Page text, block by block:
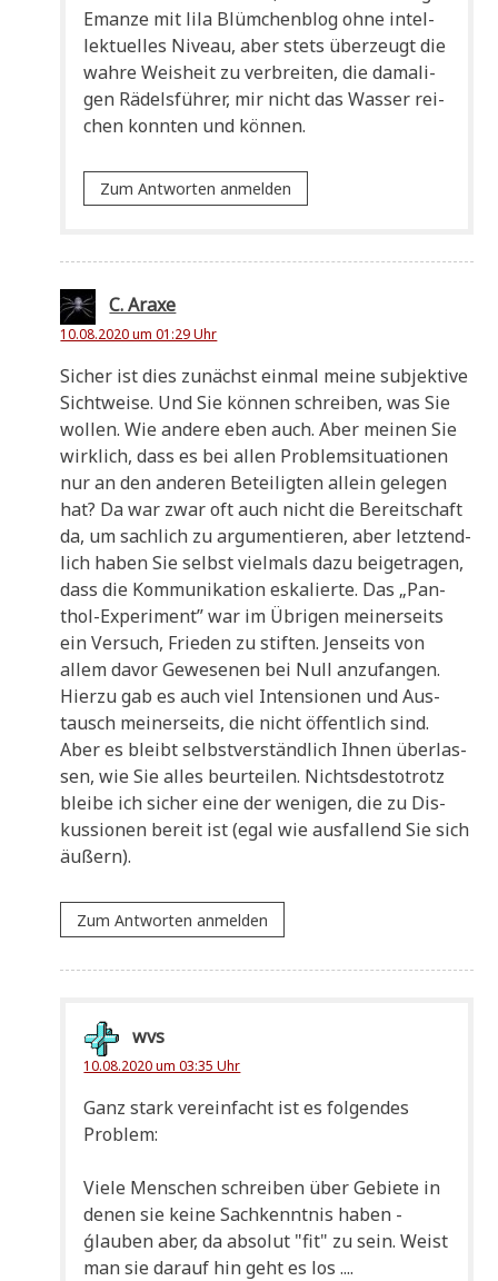
Eman­ze mit lila Blüm­chen­blog ohne intel­
lek­tu­el­les Niveau, aber stets über­zeugt die
wah­re Weis­heit zu ver­brei­ten, die dama­li­
gen Rädels­füh­rer, mir nicht das Was­ser rei­
chen konn­ten und können.
Zum Antworten anmelden
C. Araxe
10.08.2020 um 01:29 Uhr
Sicher ist dies zunächst ein­mal mei­ne sub­jek­ti­ve
Sicht­wei­se. Und Sie kön­nen schrei­ben, was Sie
wol­len. Wie ande­re eben auch. Aber mei­nen Sie
wirk­lich, dass es bei allen Pro­blem­si­tua­tio­nen
nur an den ande­ren Betei­lig­ten allein gele­gen
hat? Da war zwar oft auch nicht die Bereit­schaft
da, um sach­lich zu argu­men­tie­ren, aber letzt­end­
lich haben Sie selbst viel­mals dazu bei­getra­gen,
dass die Kom­mu­ni­ka­ti­on eska­lier­te. Das „Pan­
thol-Expe­ri­ment” war im Übri­gen mei­ner­seits
ein Ver­such, Frie­den zu stif­ten. Jen­seits von
allem davor Gewe­se­nen bei Null anzu­fan­gen.
Hier­zu gab es auch viel Inten­sio­nen und Aus­
tausch mei­ner­seits, die nicht öffent­lich sind.
Aber es bleibt selbst­ver­ständ­lich Ihnen über­las­
sen, wie Sie alles beur­tei­len. Nichts­de­sto­trotz
blei­be ich sicher eine der weni­gen, die zu Dis­
kus­sio­nen bereit ist (egal wie aus­fal­lend Sie sich
äußern).
Zum Antworten anmelden
wvs
10.08.2020 um 03:35 Uhr
Ganz stark ver­ein­facht ist es fol­gen­des
Problem:
Vie­le Men­schen schrei­ben über Gebie­te in
denen sie kei­ne Sach­kennt­nis haben -
ǵlau­ben aber, da abso­lut "fit" zu sein. Weist
man sie dar­auf hin geht es los ....